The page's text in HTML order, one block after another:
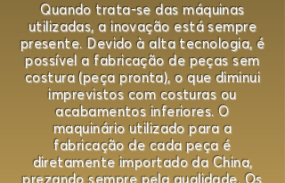
Quando trata-se das máquinas
utilizadas, a inovação está sempre
presente. Devido à alta tecnologia, é
possível a fabricação de peças sem
costura (peça pronta), o que diminui
imprevistos com costuras ou
acabamentos inferiores. O
maquinário utilizado para a
fabricação de cada peça é
diretamente importado da China,
prezando sempre pela qualidade. Os